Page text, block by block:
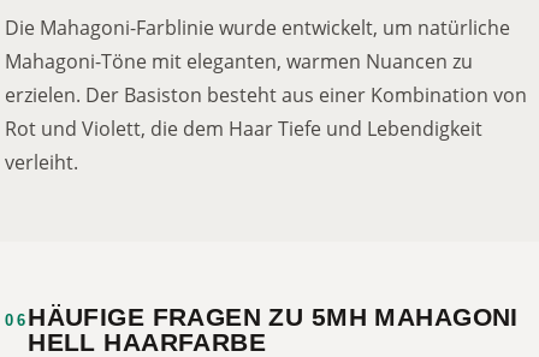
Die Mahagoni-Farblinie wurde entwickelt, um natürliche
Mahagoni-Töne mit eleganten, warmen Nuancen zu
erzielen. Der Basiston besteht aus einer Kombination von
Rot und Violett, die dem Haar Tiefe und Lebendigkeit
verleiht.
06 HÄUFIGE FRAGEN ZU 5MH MAHAGONI
HELL HAARFARBE